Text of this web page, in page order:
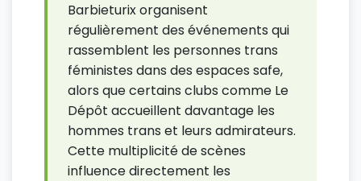
Barbieturix organisent
régulièrement des événements qui
rassemblent les personnes trans
féministes dans des espaces safe,
alors que certains clubs comme Le
Dépôt accueillent davantage les
hommes trans et leurs admirateurs.
Cette multiplicité de scènes
influence directement les